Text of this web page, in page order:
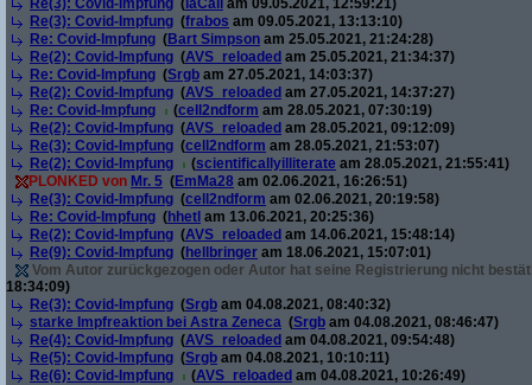
Re(3): Covid-Impfung ( laCall
am 09.05.2021, 12:59:21)
Re(3): Covid-Impfung (frabos am 09.05.2021, 13:13:10)
Re: Covid-Impfung (Bart Simpson am 25.05.2021, 21:24:28)
Re(2): Covid-Impfung (AVS_reloaded am 25.05.2021, 21:34:37)
Re: Covid-Impfung (Srgb am 27.05.2021, 14:03:37)
Re(2): Covid-Impfung (AVS_reloaded am 27.05.2021, 14:37:27)
Re: Covid-Impfung
(cell2ndform am 28.05.2021, 07:30:19)
Re(2): Covid-Impfung (AVS_reloaded am 28.05.2021, 09:12:09)
Re(3): Covid-Impfung (cell2ndform am 28.05.2021, 21:53:07)
Re(2): Covid-Impfung
(scientificallyilliterate am 28.05.2021, 21:55:41)
PLONKED von Mr. 5 (EmMa28 am 02.06.2021, 16:26:51)
Re(3): Covid-Impfung (cell2ndform am 02.06.2021, 20:19:58)
Re: Covid-Impfung (hhetl am 13.06.2021, 20:25:36)
Re(2): Covid-Impfung (AVS_reloaded am 14.06.2021, 15:48:14)
Re(9): Covid-Impfung (hellbringer am 18.06.2021, 15:07:01)
Vom Autor zurückgezogen oder Autor hat seine Registrierung nicht
18:34:09)
Re(3): Covid-Impfung (Srgb am 04.08.2021, 08:40:32)
starke Impfreaktion bei Astra Zeneca (Srgb am 04.08.2021, 08:46:47)
Re(4): Covid-Impfung (AVS_reloaded am 04.08.2021, 09:54:48)
Re(5): Covid-Impfung (Srgb am 04.08.2021, 10:10:11)
Re(6): Covid-Impfung
(AVS_reloaded am 04.08.2021, 10:26:49)